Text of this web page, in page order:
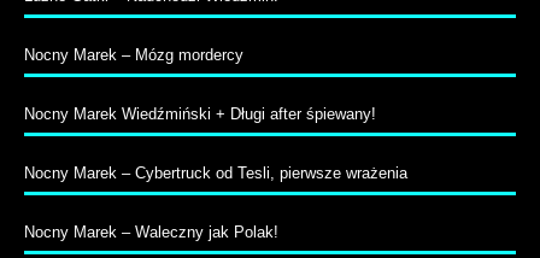
Nocny Marek – Mózg mordercy
Nocny Marek Wiedźmiński + Długi after śpiewany!
Nocny Marek – Cybertruck od Tesli, pierwsze wrażenia
Nocny Marek – Waleczny jak Polak!